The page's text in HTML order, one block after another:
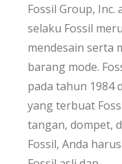
Fossil Group,
selaku Fossil
mendesain serta
barang mode.
pada tahun 1984
yang terbuat
tangan, dompet,
Fossil, Anda